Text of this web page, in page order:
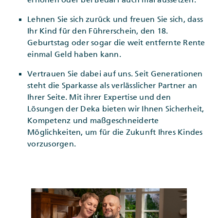
Lehnen Sie sich zurück und freuen Sie sich, dass
Ihr Kind für den Führerschein, den 18.
Geburtstag oder sogar die weit entfernte Rente
einmal Geld haben kann.
Vertrauen Sie dabei auf uns. Seit Generationen
steht die Sparkasse als verlässlicher Partner an
Ihrer Seite. Mit ihrer Expertise und den
Lösungen der Deka bieten wir Ihnen Sicherheit,
Kompetenz und maßgeschneiderte
Möglichkeiten, um für die Zukunft Ihres Kindes
vorzusorgen.